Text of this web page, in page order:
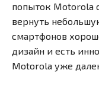
попыток Motorola
вернуть
смартфонов
дизайн и есть
Motorola уже